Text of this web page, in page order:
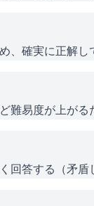
、確実に正解し
難易度が上が
回答する（矛盾